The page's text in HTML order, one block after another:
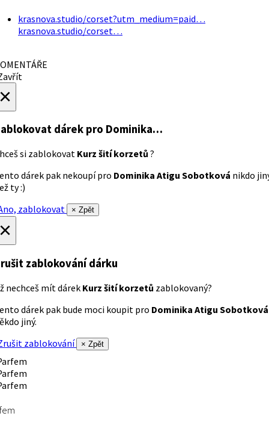
krasnova.studio/corset?utm_medium=paid…
krasnova.studio/corset…
dárek pro Dominika…
si zablokovat Kurz šití korzetů ?
dárek pak nekoupí pro Dominika Atigu Sobotková nikdo
ty :)
zablokovat
× Zpět
zablokování dárku
nechceš mít dárek Kurz šití korzetů zablokovaný?
dárek pak bude moci koupit pro Dominika Atigu Sobotková
jiný.
zablokování
× Zpět